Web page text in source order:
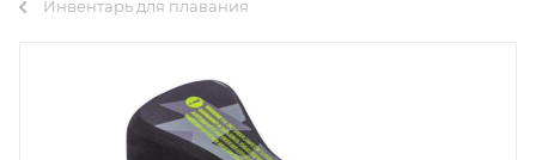
Инвентарь для плавания